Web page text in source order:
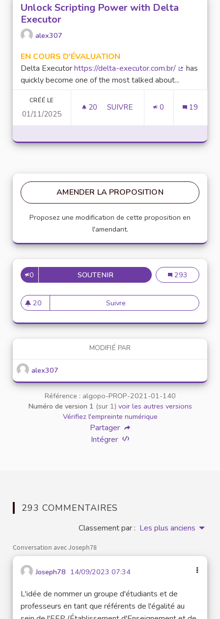
Unlock Scripting Power with Delta
Executor
alex307
EN COURS D'ÉVALUATION
Delta Executorhttps://delta-executor.com.br/
has
quickly become one of the most talked about...
CRÉÉ LE
01/11/2025
20 20 ABONNÉS
SUIVRE 0 19
AMENDER LA PROPOSITION
Proposez une modification de cette proposition en
l'amendant.
0 SOUTENIRMISE EN PLACE DEMise en place
293
20
20 abonnés
Suivre Mise en place de référents
MODIFIÉ PAR
alex307
Référence : algopo-PROP-2021-01-140
Numéro de version 1 (sur 1) voir les autres versions
Vérifiez l'empreinte numérique
Partager
Intégrer
293 COMMENTAIRES
Classement par : Les plus anciens
Conversation avec Joseph78
Joseph78 14/09/2023 07:34
L'idée de nommer un groupe d'étudiants et de
professeurs en tant que référents de l'égalité au